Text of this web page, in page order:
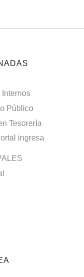
Público
Tesorería
ingresa